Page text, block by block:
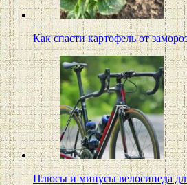
Как спасти картофель от
Плюсы и минусы велосипеда